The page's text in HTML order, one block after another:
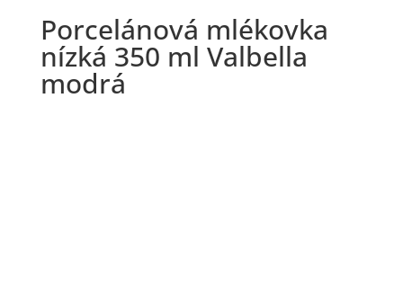
Porcelánová mlékovka
nízká 350 ml Valbella
modrá